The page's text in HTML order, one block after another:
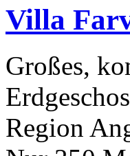
Villa
Großes,
Region